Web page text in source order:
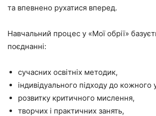
та впевнено рухатися вперед.
Навчальний процес у «Мої обрії»
поєднанні:
сучасних освітніх методик,
індивідуального підходу до кожного
розвитку критичного мислення,
творчих і практичних занять,